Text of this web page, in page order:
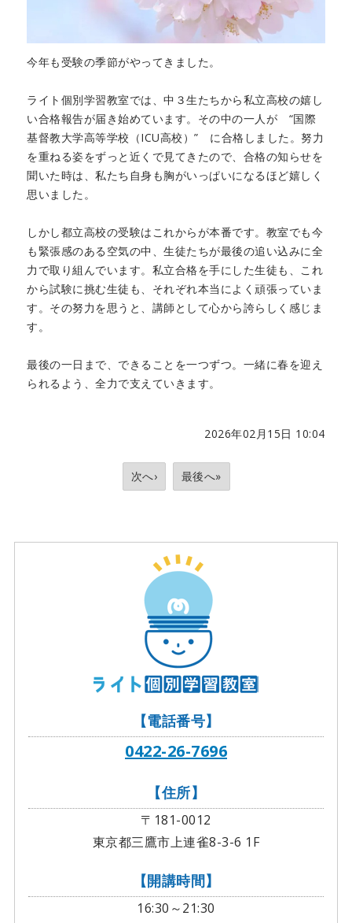
今年も受験の季節がやってきました。
ライト個別学習教室では、中３生たちから私立高校の嬉し
い合格報告が届き始めています。その中の一人が “国際
基督教大学高等学校（ICU高校）” に合格しました。努力
を重ねる姿をずっと近くで見てきたので、合格の知らせを
聞いた時は、私たち自身も胸がいっぱいになるほど嬉しく
思いました。
しかし都立高校の受験はこれからが本番です。教室でも今
も緊張感のある空気の中、生徒たちが最後の追い込みに全
力で取り組んでいます。私立合格を手にした生徒も、これ
から試験に挑む生徒も、それぞれ本当によく頑張っていま
す。その努力を思うと、講師として心から誇らしく感じま
す。
最後の一日まで、できることを一つずつ。一緒に春を迎え
られるよう、全力で支えていきます。
2026年02月15日 10:04
次へ› 最後へ»
【電話番号】
0422-26-7696
【住所】
〒181-0012
東京都三鷹市上連雀8-3-6 1F
【開講時間】
16:30～21:30